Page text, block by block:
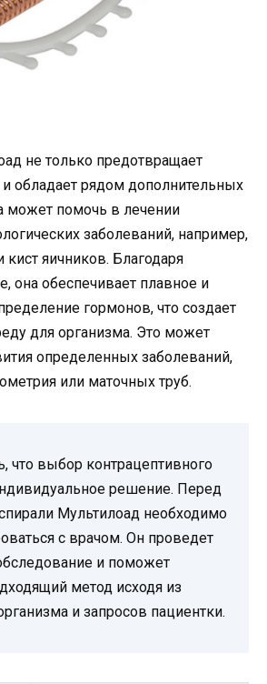
не только предотвращает
обладает рядом дополнительных
может помочь в лечении
заболеваний, например,
яичников. Благодаря
она обеспечивает плавное и
гормонов, что создает
для организма. Это может
определенных заболеваний,
или маточных труб.
что выбор контрацептивного
решение. Перед
Мультилоад необходимо
с врачом. Он проведет
и поможет
метод исходя из
и запросов пациентки.